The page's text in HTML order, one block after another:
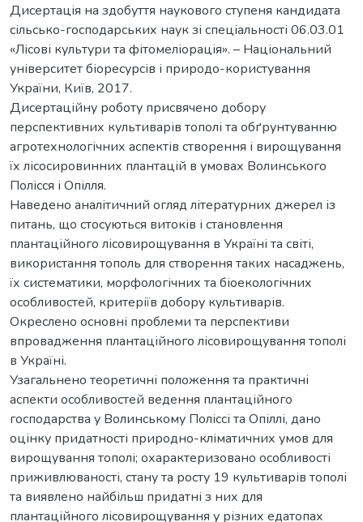
Дисертація на здобуття наукового ступеня кандидата
сільсько-господарських наук зі спеціальності 06.03.01
«Лісові культури та фітомеліорація». – Національний
університет біоресурсів і природо-користування
України, Київ, 2017.
Дисертаційну роботу присвячено добору
перспективних культиварів тополі та обґрунтуванню
агротехнологічних аспектів створення і вирощування
їх лісосировинних плантацій в умовах Волинського
Полісся і Опілля.
Наведено аналітичний огляд літературних джерел із
питань, що стосуються витоків і становлення
плантаційного лісовирощування в Україні та світі,
використання тополь для створення таких насаджень,
їх систематики, морфологічних та біоекологічних
особливостей, критеріїв добору культиварів.
Окреслено основні проблеми та перспективи
впровадження плантаційного лісовирощування тополі
в Україні.
Узагальнено теоретичні положення та практичні
аспекти особливостей ведення плантаційного
господарства у Волинському Поліссі та Опіллі, дано
оцінку придатності природно-кліматичних умов для
вирощування тополі; охарактеризовано особливості
приживлюваності, стану та росту 19 культиварів тополі
та виявлено найбільш придатні з них для
плантаційного лісовирощування у різних едатопах